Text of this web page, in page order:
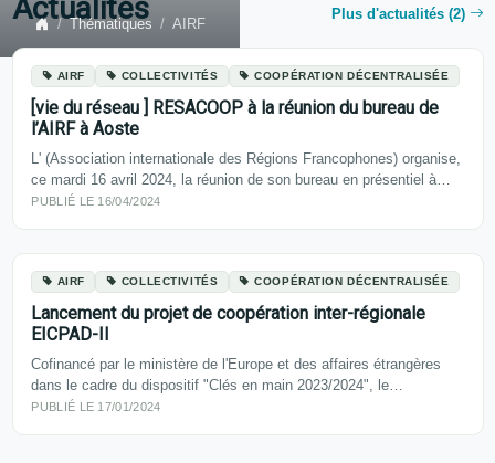
Thématiques AIRF
Actualités Plus d'actualités (2)
AIRF COLLECTIVITÉS COOPÉRATION DÉCENTRALISÉE
[vie du réseau ] RESACOOP à la réunion du bureau de
l’AIRF à Aoste
L' (Association internationale des Régions Francophones) organise,
ce mardi 16 avril 2024, la réunion de son bureau en présentiel à…
PUBLIÉ LE 16/04/2024
AIRF COLLECTIVITÉS COOPÉRATION DÉCENTRALISÉE
Lancement du projet de coopération inter-régionale
EICPAD-II
Cofinancé par le ministère de l'Europe et des affaires étrangères
dans le cadre du dispositif "Clés en main 2023/2024", le…
PUBLIÉ LE 17/01/2024